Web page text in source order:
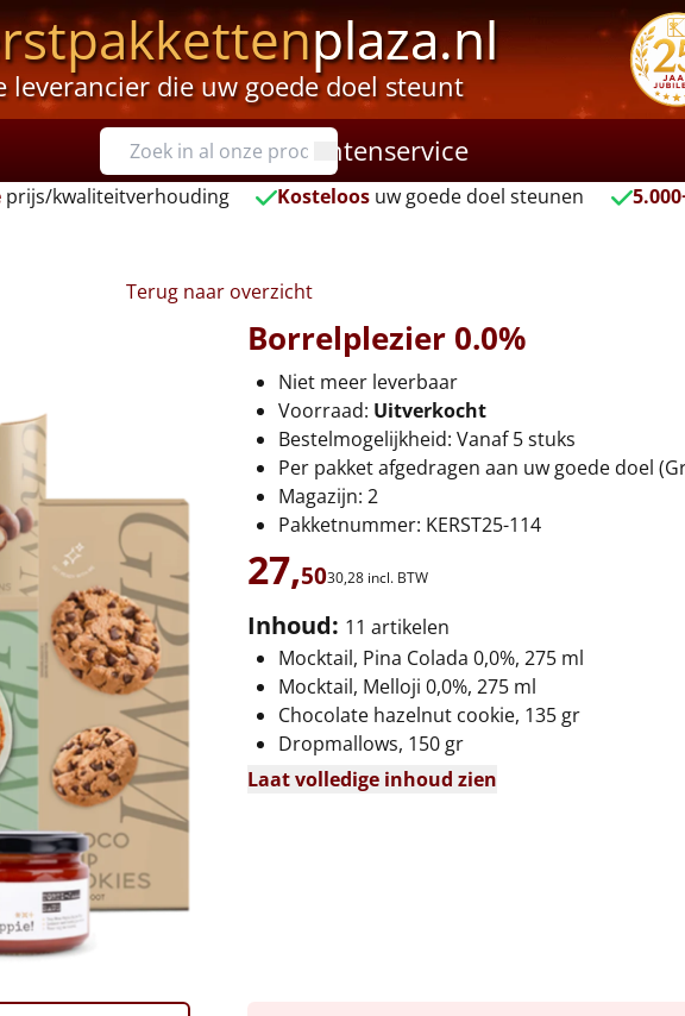
plaza.nl
leverancier die uw goede doel steunt
Klantenservice
prijs/kwaliteitverhouding Kosteloos uw goede doel steunen
Terug naar overzicht
Borrelplezier 0.0%
Niet meer leverbaar
Voorraad: Uitverkocht
Bestelmogelijkheid: Vanaf 5 stuks
Per pakket afgedragen aan uw goede doel
Magazijn: 2
Pakketnummer: KERST25-114
27,5030,28 incl. BTW
Inhoud: 11 artikelen
Mocktail, Pina Colada 0,0%, 275 ml
Mocktail, Melloji 0,0%, 275 ml
Chocolate hazelnut cookie, 135 gr
Dropmallows, 150 gr
Laat volledige inhoud zien